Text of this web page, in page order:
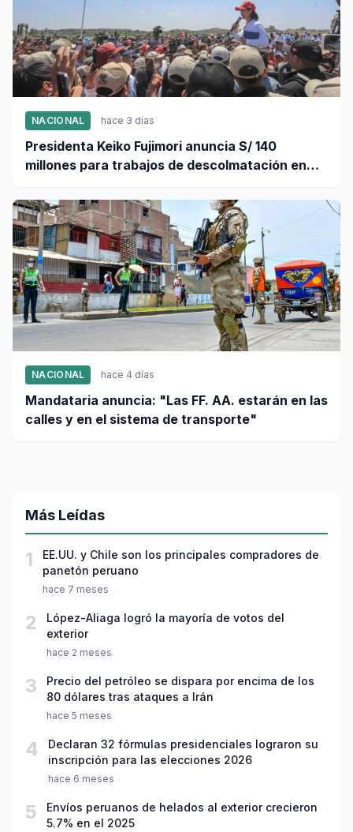
NACIONAL hace 3 días
Presidenta Keiko Fujimori anuncia S/ 140
millones para trabajos de descolmatación en
NACIONAL hace 4 días
Mandataria anuncia: "Las FF. AA. estarán en las
calles y en el sistema de transporte"
Más Leídas
1
EE.UU. y Chile son los principales compradores de
panetón peruano
hace 7 meses
2
López-Aliaga logró la mayoría de votos del
exterior
hace 2 meses
3
Precio del petróleo se dispara por encima de los
80 dólares tras ataques a Irán
hace 5 meses
4
Declaran 32 fórmulas presidenciales lograron su
inscripción para las elecciones 2026
hace 6 meses
5
Envíos peruanos de helados al exterior crecieron
5.7% en el 2025